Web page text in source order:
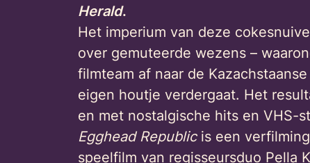
Herald.
Het imperium van deze
over gemuteerde wezens –
filmteam af naar de
eigen houtje verdergaat. Het
en met nostalgische hits en VHS-
Egghead Republic is een
speelfilm van regisseursduo Pella